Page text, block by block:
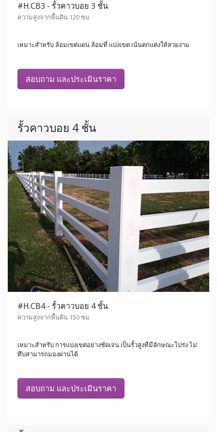
#H.CB3 - รั้วคาวบอย 3 ชั้น
ความสูงจากพื้นดิน 120 ซม
เหมาะสำหรับ ล้อมเขตแดน ล้อมที่ แบ่งเขต เน้นตกแต่งให้สวยงาม
สอบถาม และประเมินราคา
รั้วคาวบอย 4 ชั้น
#H.CB4 - รั้วคาวบอย 4 ชั้น
ความสูงจากพื้นดิน 150 ซม
เหมาะสำหรับ การแบ่งเขตอย่างชัดเจน เป็นรั้วสูงที่มีลักษณะโปร่ง ไม่
ทึบสามารถมองผ่านได้
สอบถาม และประเมินราคา